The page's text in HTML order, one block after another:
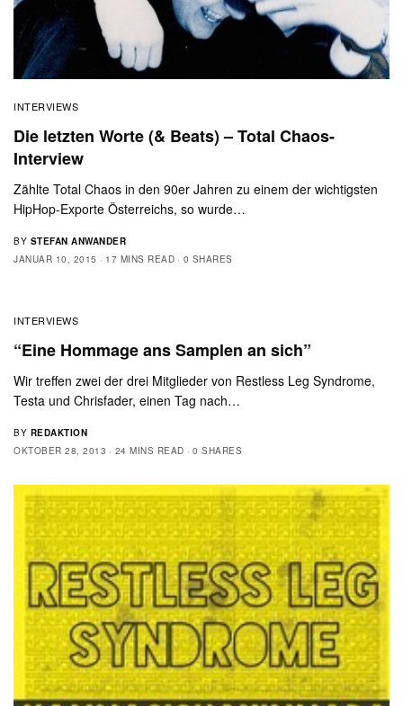
INTERVIEWS
Die letzten Worte (& Beats) – Total Chaos-
Interview
Zählte Total Chaos in den 90er Jahren zu einem der wichtigsten
HipHop-Exporte Österreichs, so wurde…
BY STEFAN ANWANDER
JANUAR 10, 2015
17 MINS READ 0 SHARES
INTERVIEWS
“Eine Hommage ans Samplen an sich”
Wir treffen zwei der drei Mitglieder von Restless Leg Syndrome,
Testa und Chrisfader, einen Tag nach…
BY REDAKTION
OKTOBER 28, 2013
24 MINS READ 0 SHARES